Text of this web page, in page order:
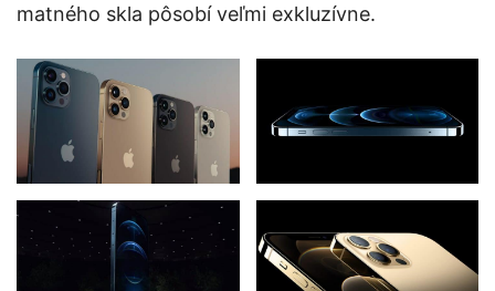
matného skla pôsobí veľmi exkluzívne.